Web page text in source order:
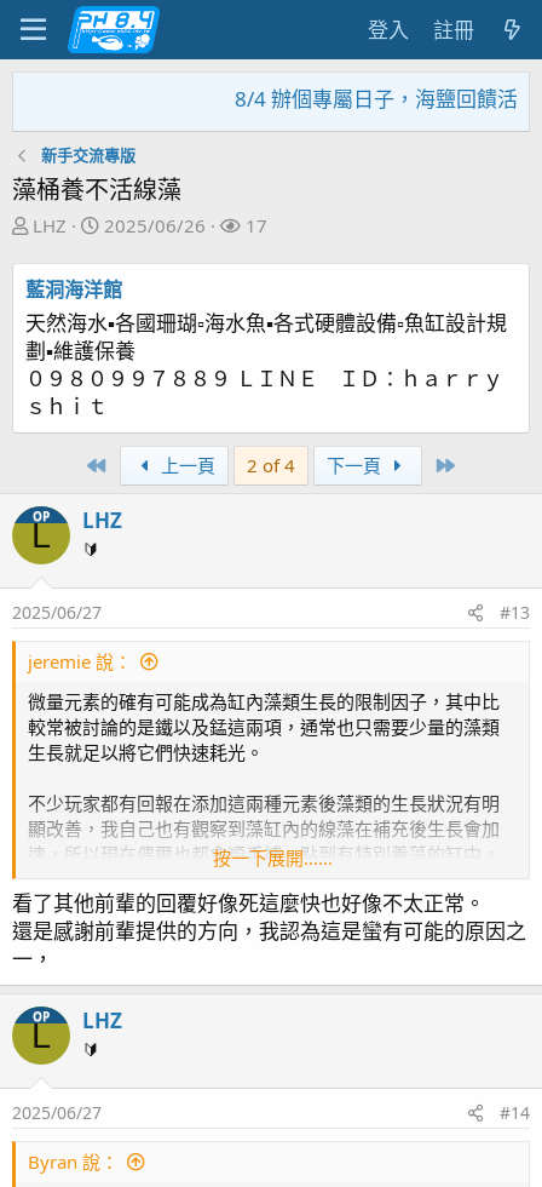
登入 註冊
8/4 辦個專屬日子，海鹽回饋活動
新手交流專版
藻桶養不活線藻
主
發
起
人
LHZ
開
日
期
2025/06/26
關
17
藍洞海洋館
天然海水▪各國珊瑚▫海水魚▪各式硬體設備▫魚缸設計規
劃▪維護保養
０９８０９９７８８９ ＬＩＮＥ ＩＤ：ｈａｒｒｙ
ｓｈｉｔ
First 上一頁 2 of 4 下一頁
OP
L LHZ
🔰
2025/06/27 #13
jeremie 說：
微量元素的確有可能成為缸內藻類生長的限制因子，其中比
較常被討論的是鐵以及錳這兩項，通常也只需要少量的藻類
生長就足以將它們快速耗光。
不少玩家都有回報在添加這兩種元素後藻類的生長狀況有明
顯改善，我自己也有觀察到藻缸內的線藻在補充後生長會加
速，所以現在偶爾也都會順手補一點到有特別養藻的缸中。
Chemistry And The Aquarium: Iron In A Reef Tank
有興趣可以參考一下這篇，裡頭也有提到一些添加鐵可能提
供的幫助。
按一下展開……
看了其他前輩的回覆好像死這麼快也好像不太正常。
還是感謝前輩提供的方向，我認為這是蠻有可能的原因之
一，
OP
L LHZ
🔰
2025/06/27 #14
Byran 說：